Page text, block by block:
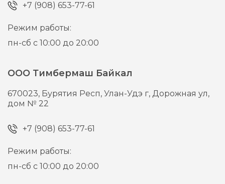
+7 (908) 653-77-61
Режим работы:
пн-сб с 10:00 до 20:00
ООО Тимбермаш Байкал
670023, Бурятия Респ, Улан-Удэ г,Дорожная ул,
дом № 22
+7 (908) 653-77-61
Режим работы:
пн-сб с 10:00 до 20:00